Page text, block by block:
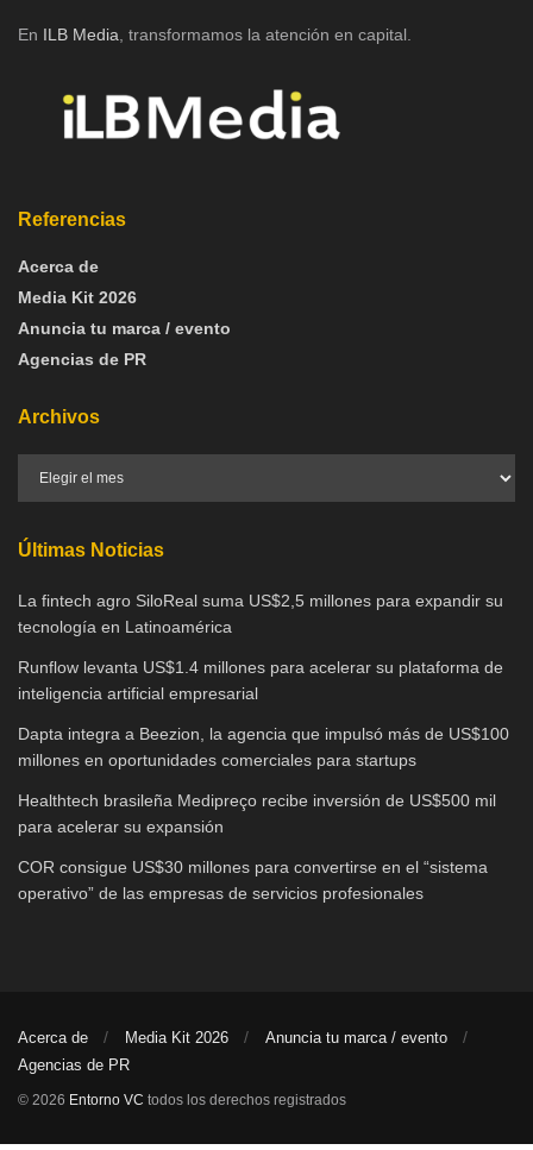
En ILB Media , transformamos la atención en capital.
Referencias
Acerca de
Media Kit 2026
Anuncia tu marca / evento
Agencias de PR
Archivos
Últimas Noticias
La fintech agro SiloReal suma US$2,5 millones para expandir su
tecnología en Latinoamérica
Runflow levanta US$1.4 millones para acelerar su plataforma de
inteligencia artificial empresarial
Dapta integra a Beezion, la agencia que impulsó más de US$100
millones en oportunidades comerciales para startups
Healthtech brasileña Medipreço recibe inversión de US$500 mil
para acelerar su expansión
COR consigue US$30 millones para convertirse en el “sistema
operativo” de las empresas de servicios profesionales
Acerca de Media Kit 2026
Anuncia tu marca / evento
Agencias de PR
© 2026 Entorno VC todos los derechos registrados